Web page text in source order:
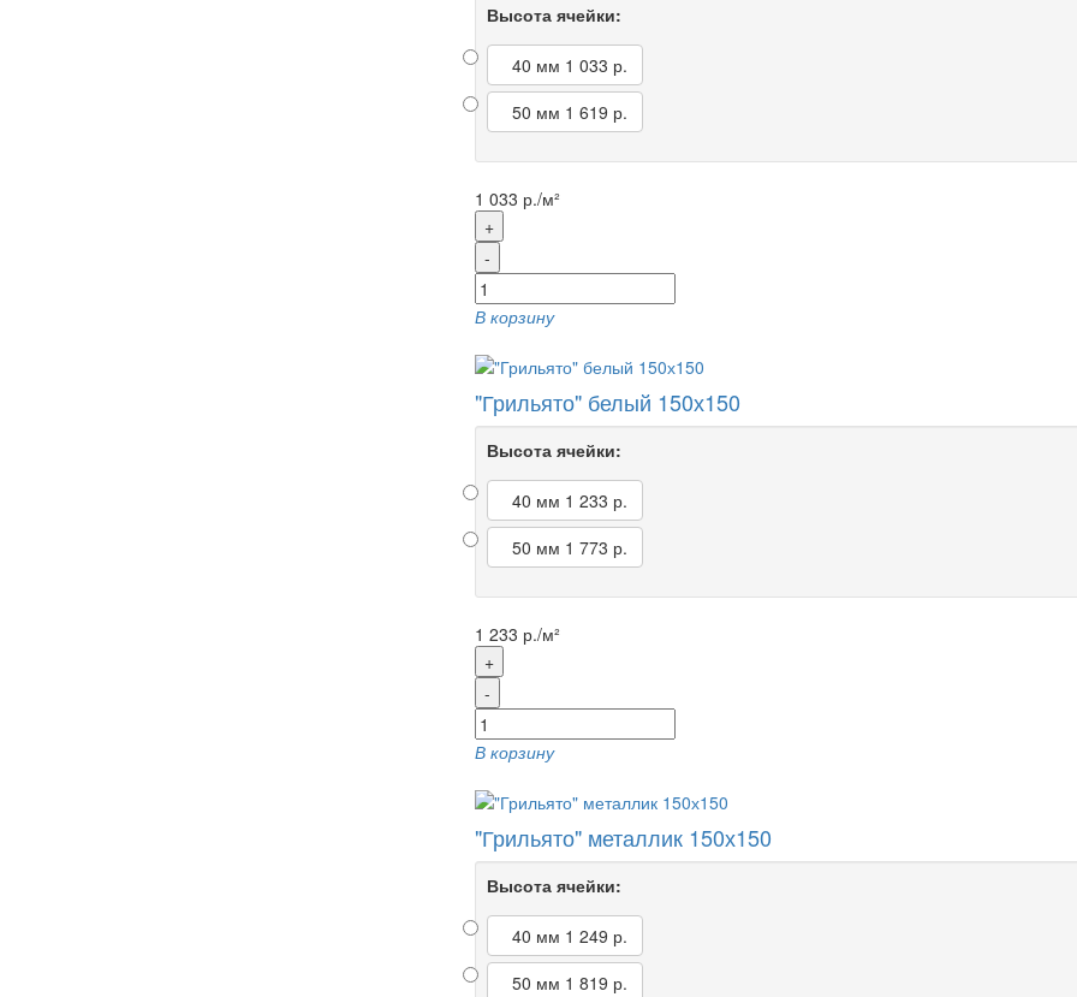
Высота ячейки:
40 мм 1 033 р.
50 мм 1 619 р.
1 033 р./м²
+
-
В корзину
"Грильято" белый 150х150
Высота ячейки:
40 мм 1 233 р.
50 мм 1 773 р.
1 233 р./м²
+
-
В корзину
"Грильято" металлик 150х150
Высота ячейки:
40 мм 1 249 р.
50 мм 1 819 р.